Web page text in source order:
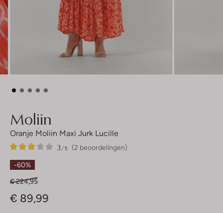
Moliin
Oranje Moliin Maxi Jurk Lucille
(2 beoordelingen)
3/5
2
3
Sterren
-60%
€ 224,95
€ 89,99